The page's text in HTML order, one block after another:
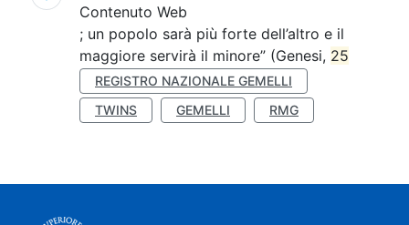
Contenuto Web
; un popolo sarà più forte dell’altro e il
maggiore servirà il minore” (Genesi, 25
REGISTRO NAZIONALE GEMELLI
TWINS
GEMELLI RMG